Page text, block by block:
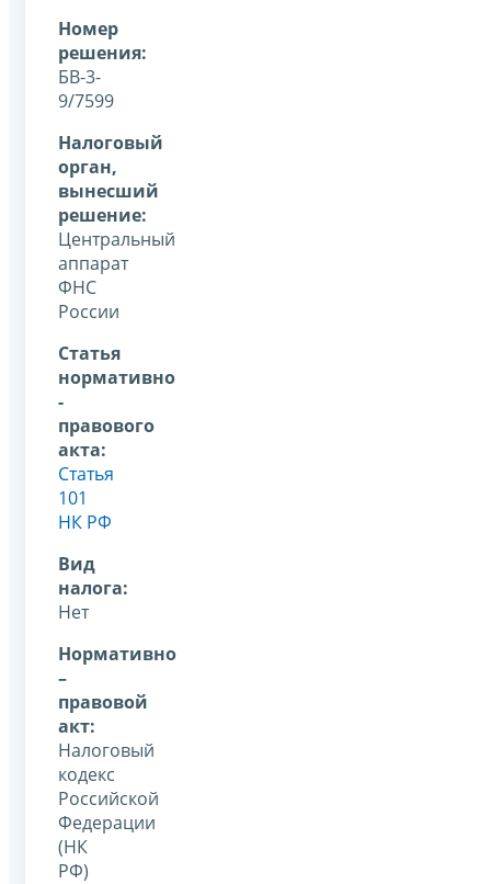
Номер
решения:
БВ-3-
9/7599
Налоговый
орган,
вынесший
решение:
Центральный
аппарат
ФНС
России
Статья
нормативно
-
правового
акта:
Статья
101
НК РФ
Вид
налога:
Нет
Нормативно
–
правовой
акт:
Налоговый
кодекс
Российской
Федерации
(НК
РФ)